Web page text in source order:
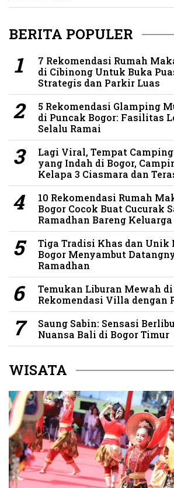
BERITA POPULER
7 Rekomendasi Rumah
di Cibinong Untuk Buka
Strategis dan Parkir Luas
5 Rekomendasi Glamping
di Puncak Bogor: Fasilitas
Selalu Ramai
Lagi Viral, Tempat
yang Indah di Bogor,
Kelapa 3 Ciasmara dan
10 Rekomendasi Rumah
Bogor Cocok Buat Cucurak
Ramadhan Bareng Keluarga
Tiga Tradisi Khas dan Unik
Bogor Menyambut
Ramadhan
Temukan Liburan Mewah di
Rekomendasi Villa dengan
Saung Sabin: Sensasi
Nuansa Bali di Bogor Timur
WISATA